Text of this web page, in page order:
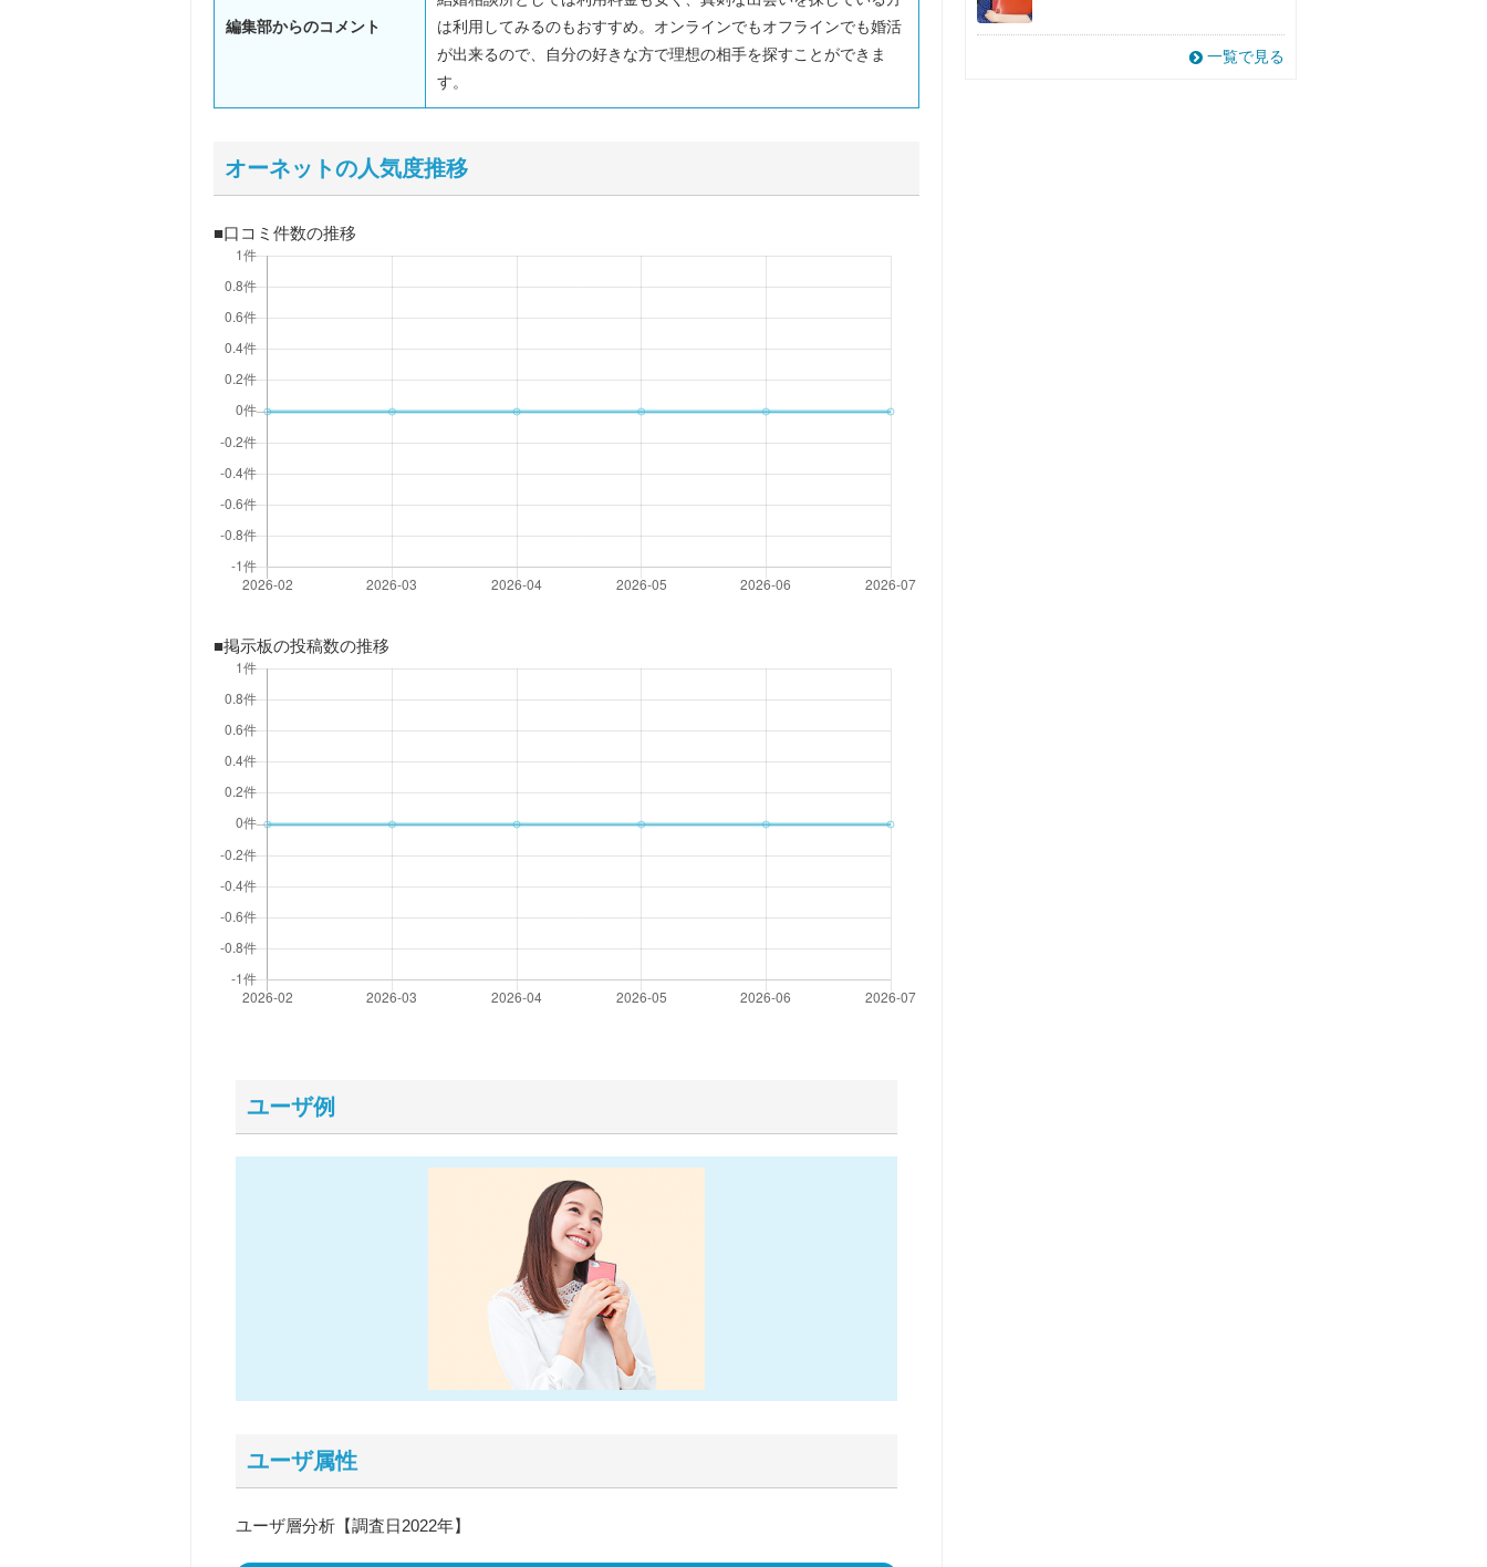
編集部からのコメント
は利用してみるのもおすすめ。オンラインでもオフラインでも婚活
が出来るので、自分の好きな方で理想の相手を探すことができま
す。
オーネットの人気度推移
■口コミ件数の推移
■掲示板の投稿数の推移
ユーザ例
ユーザ属性
ユーザ層分析【調査日2022年】
一覧で見る